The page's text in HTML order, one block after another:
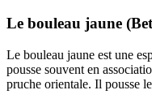
Le bouleau jaune
Le bouleau jaune est une
pousse souvent en
pruche orientale. Il pousse